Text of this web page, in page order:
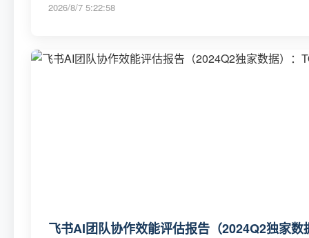
2026/8/7 5:22:58
飞书AI团队协作效能评估报告（2024Q2独家